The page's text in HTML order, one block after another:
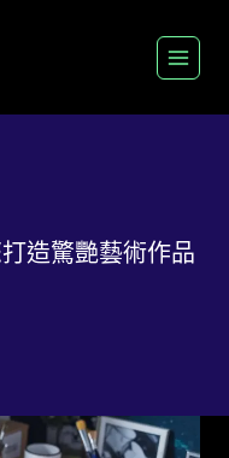
造驚艷藝術作品